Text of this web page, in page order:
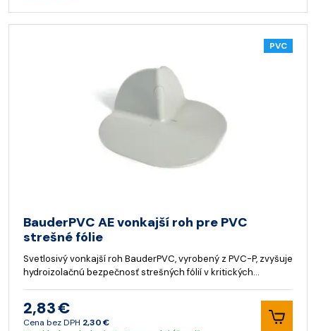
PVC
BauderPVC AE vonkajší roh pre PVC
strešné fólie
Svetlosivý vonkajší roh BauderPVC, vyrobený z PVC-P, zvyšuje
hydroizolačnú bezpečnosť strešných fólií v kritických…
2,83 €
Cena bez DPH 2,30 €